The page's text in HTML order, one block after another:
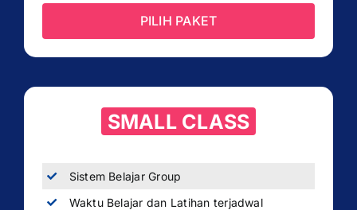
PILIH PAKET
SMALL CLASS
Sistem Belajar Group
Waktu Belajar dan Latihan terjadwal